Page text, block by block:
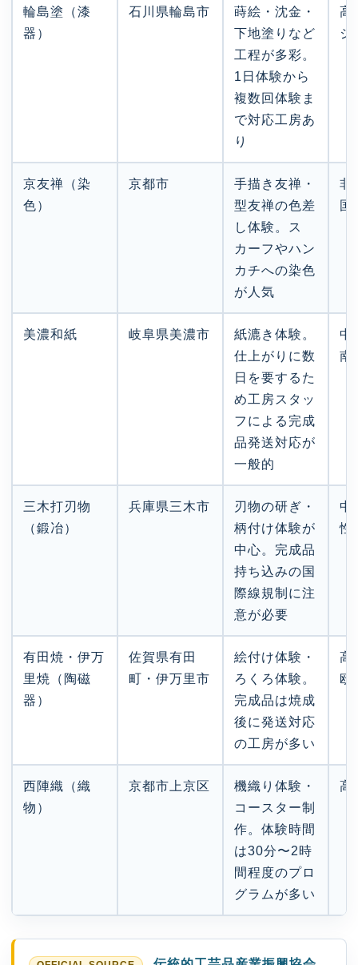
輪島塗（漆
器）
石川県輪島市
蒔絵・沈金・
下地塗りなど
工程が多彩。
1日体験から
複数回体験ま
で対応工房あ
り
高
ジ
京友禅（染
色）
京都市
手描き友禅・
型友禅の色差
し体験。ス
カーフやハン
カチへの染色
が人気
非
国
美濃和紙 岐阜県美濃市
紙漉き体験。
仕上がりに数
日を要するた
め工房スタッ
フによる完成
品発送対応が
一般的
中
南
三木打刃物
（鍛冶）
兵庫県三木市
刃物の研ぎ・
柄付け体験が
中心。完成品
持ち込みの国
際線規制に注
意が必要
中
性
有田焼・伊万
里焼（陶磁
器）
佐賀県有田
町・伊万里市
絵付け体験・
ろくろ体験。
完成品は焼成
後に発送対応
の工房が多い
高
欧
西陣織（織
物）
京都市上京区
機織り体験・
コースター制
作。体験時間
は30分〜2時
間程度のプロ
グラムが多い
高